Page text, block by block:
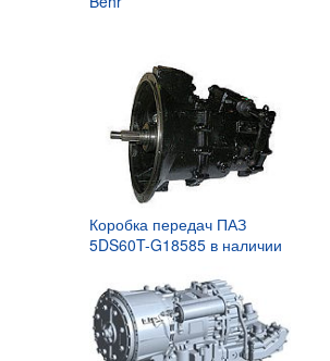
Коробка передач ПАЗ
5DS60T-G18585 в наличии